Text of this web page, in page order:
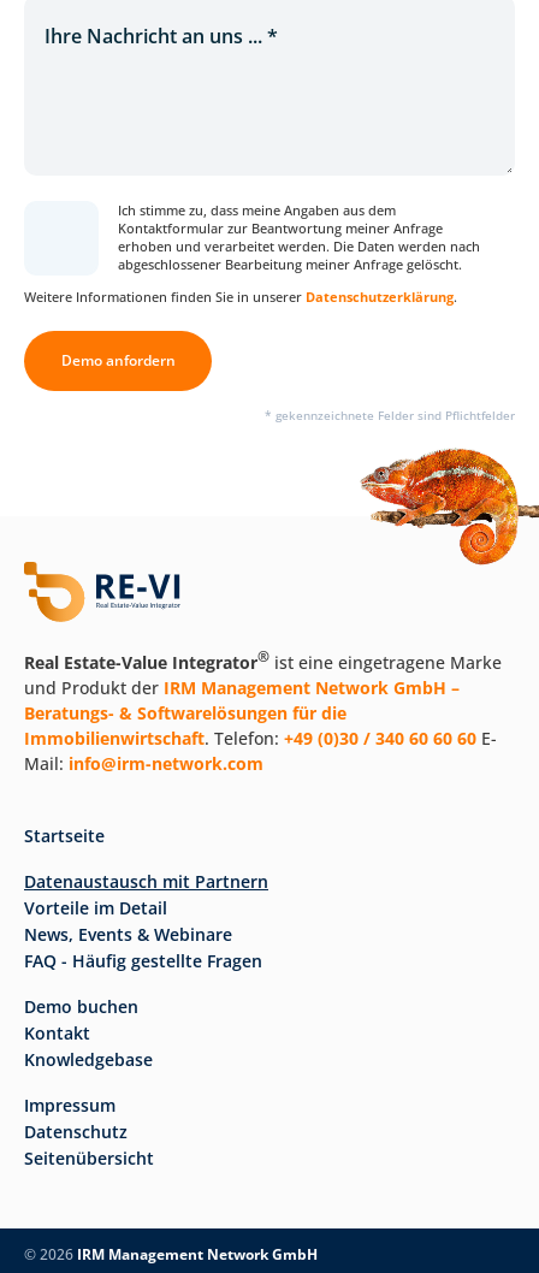
Ich stimme zu, dass meine Angaben aus dem
Kontaktformular zur Beantwortung meiner Anfrage
erhoben und verarbeitet werden. Die Daten werden nach
abgeschlossener Bearbeitung meiner Anfrage gelöscht.
Weitere Informationen finden Sie in unserer Datenschutzerklärung.
Demo anfordern
* gekennzeichnete Felder sind Pflichtfelder
Real Estate-Value Integrator® ist eine eingetragene Marke
und Produkt der IRM Management Network GmbH –
Beratungs- & Softwarelösungen für die
Immobilienwirtschaft. Telefon: +49 (0)30 / 340 60 60 60 E-
Mail: info@irm-network.com
Startseite
Datenaustausch mit Partnern
Vorteile im Detail
News, Events & Webinare
FAQ - Häufig gestellte Fragen
Demo buchen
Kontakt
Knowledgebase
Impressum
Datenschutz
Seitenübersicht
© 2026 IRM Management Network GmbH